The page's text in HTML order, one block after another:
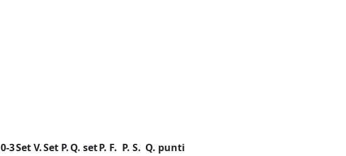
0-3Set V.Set P.Q. setP. F. P. S. Q. punti